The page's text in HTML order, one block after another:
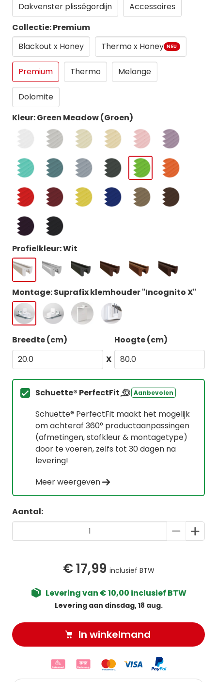
Dakvenster plisségordijn
Accessoires
Collectie: Premium
Blackout x Honey
Thermo x Honey NEU
Premium Thermo Melange
Dolomite
Kleur: Green Meadow (Groen)
Profielkleur: Wit
Montage: Suprafix klemhouder "Incognito X"
Breedte (cm)
X
Hoogte (cm)
Schuette® PerfectFit Aanbevolen
Schuette® PerfectFit maakt het mogelijk
om achteraf 360° productaanpassingen
(afmetingen, stofkleur & montagetype)
door te voeren, zelfs tot 30 dagen na
levering!
Meer weergeven
Aantal:
€ 17,99 inclusief BTW
Levering van € 10,00 inclusief BTW
Levering aan dinsdag, 18 aug.
In winkelmand